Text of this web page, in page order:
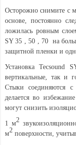
Осторожно снимите с
основе, постоянно
ложилась ровным
SY 35 , 50 , 70 на
защитной пленки и
Установка
вертикальные, так и
Стыки соединяются
делается во
могут снизить
1 м2
м2 поверхности,